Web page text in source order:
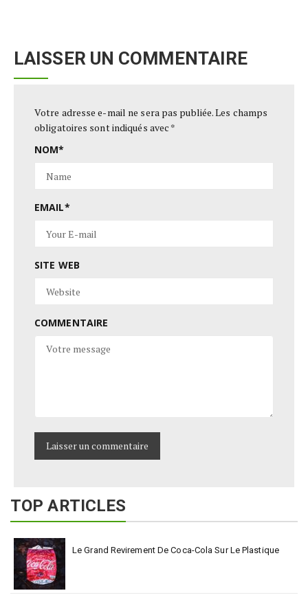
LAISSER UN COMMENTAIRE
Votre adresse e-mail ne sera pas publiée.Les champs
obligatoires sont indiqués avec *
NOM*
EMAIL*
SITE WEB
COMMENTAIRE
TOP ARTICLES
Le Grand Revirement De Coca-Cola Sur Le Plastique